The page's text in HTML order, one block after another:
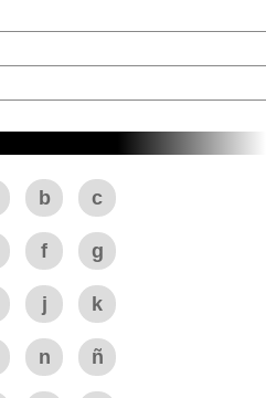
b c
f g
j k
n ñ